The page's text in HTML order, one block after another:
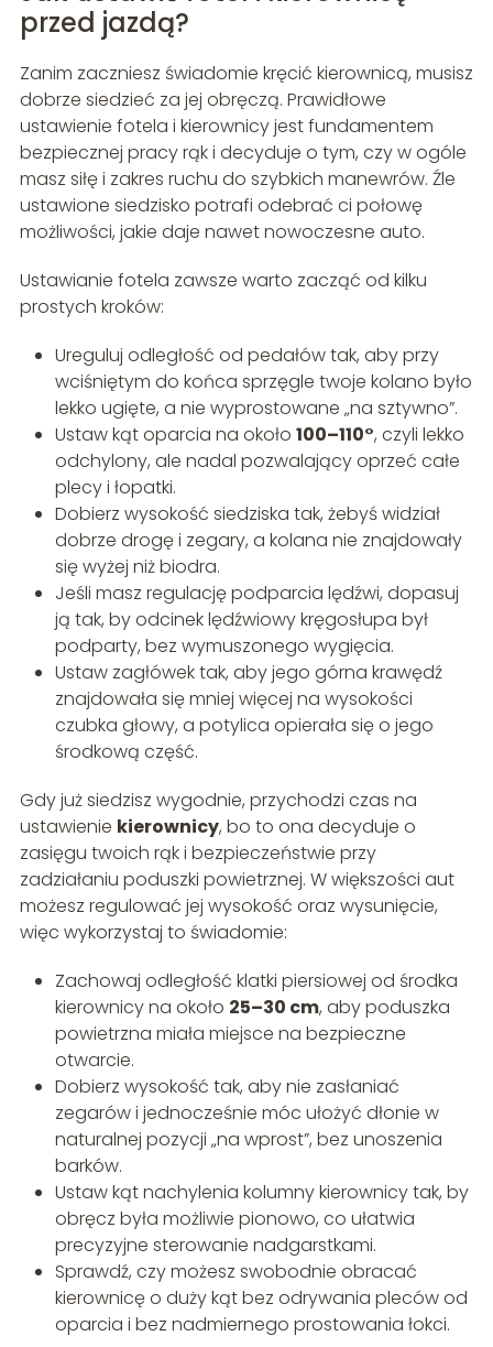
przed jazdą?
Zanim zaczniesz świadomie kręcić kierownicą, musisz
dobrze siedzieć za jej obręczą. Prawidłowe
ustawienie fotela i kierownicy jest fundamentem
bezpiecznej pracy rąk i decyduje o tym, czy w ogóle
masz siłę i zakres ruchu do szybkich manewrów. Źle
ustawione siedzisko potrafi odebrać ci połowę
możliwości, jakie daje nawet nowoczesne auto.
Ustawianie fotela zawsze warto zacząć od kilku
prostych kroków:
Ureguluj odległość od pedałów tak, aby przy
wciśniętym do końca sprzęgle twoje kolano było
lekko ugięte, a nie wyprostowane „na sztywno”.
Ustaw kąt oparcia na około 100–110°, czyli lekko
odchylony, ale nadal pozwalający oprzeć całe
plecy i łopatki.
Dobierz wysokość siedziska tak, żebyś widział
dobrze drogę i zegary, a kolana nie znajdowały
się wyżej niż biodra.
Jeśli masz regulację podparcia lędźwi, dopasuj
ją tak, by odcinek lędźwiowy kręgosłupa był
podparty, bez wymuszonego wygięcia.
Ustaw zagłówek tak, aby jego górna krawędź
znajdowała się mniej więcej na wysokości
czubka głowy, a potylica opierała się o jego
środkową część.
Gdy już siedzisz wygodnie, przychodzi czas na
ustawienie kierownicy, bo to ona decyduje o
zasięgu twoich rąk i bezpieczeństwie przy
zadziałaniu poduszki powietrznej. W większości aut
możesz regulować jej wysokość oraz wysunięcie,
więc wykorzystaj to świadomie:
Zachowaj odległość klatki piersiowej od środka
kierownicy na około 25–30 cm, aby poduszka
powietrzna miała miejsce na bezpieczne
otwarcie.
Dobierz wysokość tak, aby nie zasłaniać
zegarów i jednocześnie móc ułożyć dłonie w
naturalnej pozycji „na wprost”, bez unoszenia
barków.
Ustaw kąt nachylenia kolumny kierownicy tak, by
obręcz była możliwie pionowo, co ułatwia
precyzyjne sterowanie nadgarstkami.
Sprawdź, czy możesz swobodnie obracać
kierownicę o duży kąt bez odrywania pleców od
oparcia i bez nadmiernego prostowania łokci.